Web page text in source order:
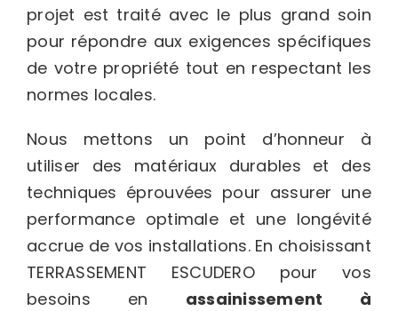
projet est traité avec le plus grand soin
pour répondre aux exigences spécifiques
de votre propriété tout en respectant les
normes locales.
Nous mettons un point d’honneur à
utiliser des matériaux durables et des
techniques éprouvées pour assurer une
performance optimale et une longévité
accrue de vos installations. En choisissant
TERRASSEMENT ESCUDERO pour vos
besoins en assainissement à